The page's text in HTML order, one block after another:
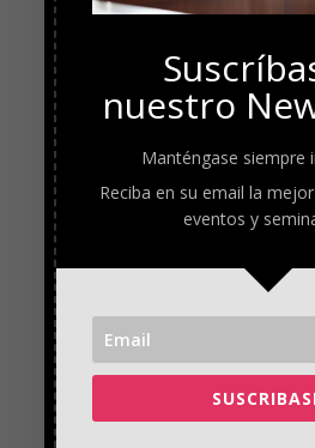
nuestro
Manténgase siempre
Reciba en su email la
eventos y